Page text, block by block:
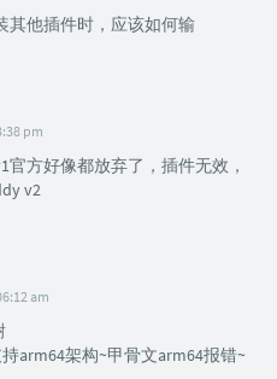
其他插件时，应该如何输
pm
官方好像都放弃了，插件无效，
v2
am
arm64架构~甲骨文arm64报错~